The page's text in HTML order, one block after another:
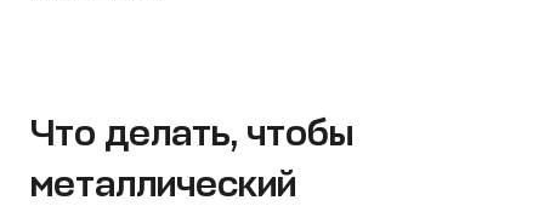
Что делать, чтобы
металлический